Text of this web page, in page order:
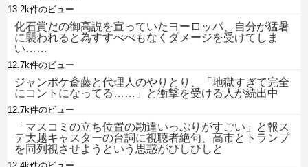
13.2k件のビュー
化石賞だの御高説を宣っていたヨーロッパ、自分が猛暑
に襲われると為すすべべもなくダメージを受けてしま
い……
12.7k件のビュー
ジャンポケ斎藤と代理人のやりとり、「地獄すぎて完全
にコントになってる……」と衝撃を受ける人が続出中
12.7k件のビュー
「マスコミの立ち位置の勘違いっぷりがすごい」と報ス
テ大越キャスターの台詞に視聴者絶句、高市とトランプ
を同列視させようという思惑がひしひしと